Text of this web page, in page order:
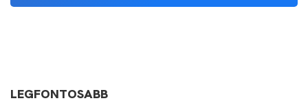
LEGFONTOSABB